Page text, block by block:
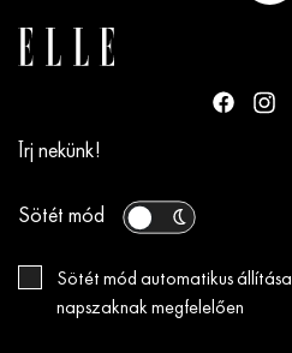
Írj nekünk!
Sötét mód
Sötét mód automatikus állítása
napszaknak megfelelően